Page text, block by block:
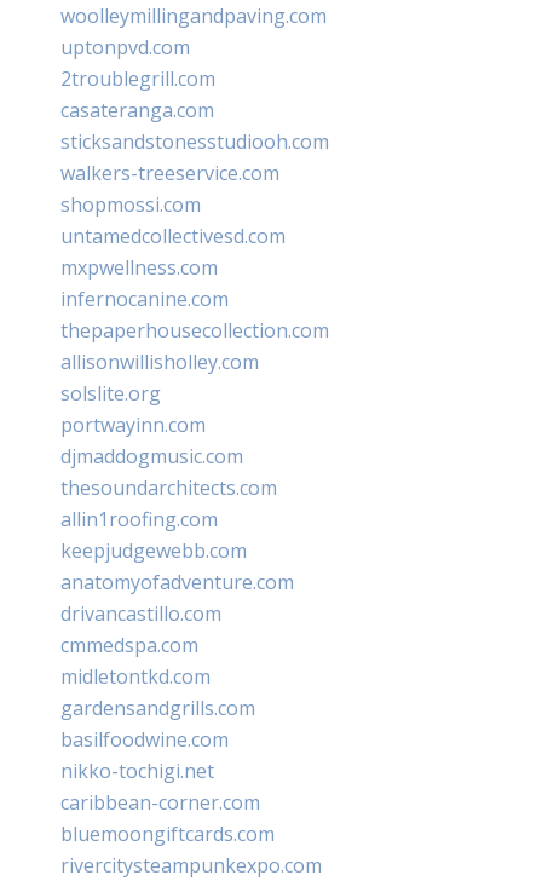
woolleymillingandpaving.com
uptonpvd.com
2troublegrill.com
casateranga.com
sticksandstonesstudiooh.com
walkers-treeservice.com
shopmossi.com
untamedcollectivesd.com
mxpwellness.com
infernocanine.com
thepaperhousecollection.com
allisonwillisholley.com
solslite.org
portwayinn.com
djmaddogmusic.com
thesoundarchitects.com
allin1roofing.com
keepjudgewebb.com
anatomyofadventure.com
drivancastillo.com
cmmedspa.com
midletontkd.com
gardensandgrills.com
basilfoodwine.com
nikko-tochigi.net
caribbean-corner.com
bluemoongiftcards.com
rivercitysteampunkexpo.com